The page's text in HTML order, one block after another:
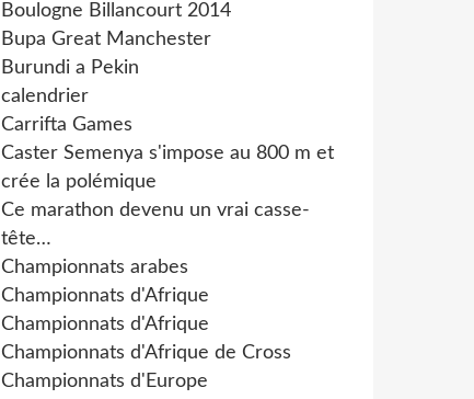
Boulogne Billancourt 2014
Bupa Great Manchester
Burundi a Pekin
calendrier
Carrifta Games
Caster Semenya s'impose au 800 m et
crée la polémique
Ce marathon devenu un vrai casse-
tête…
Championnats arabes
Championnats d'Afrique
Championnats d'Afrique
Championnats d'Afrique de Cross
Championnats d'Europe